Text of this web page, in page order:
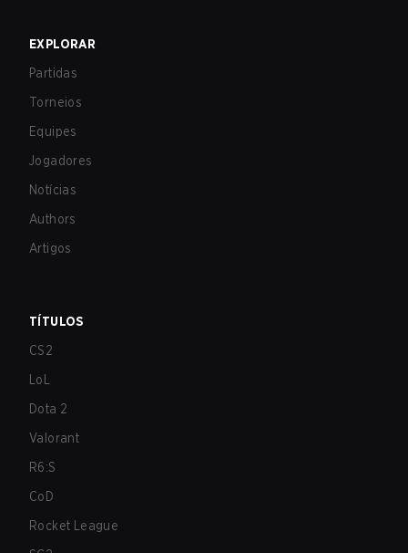
EXPLORAR
Partidas
Torneios
Equipes
Jogadores
Notícias
Authors
Artigos
TÍTULOS
CS2
LoL
Dota 2
Valorant
R6:S
CoD
Rocket League